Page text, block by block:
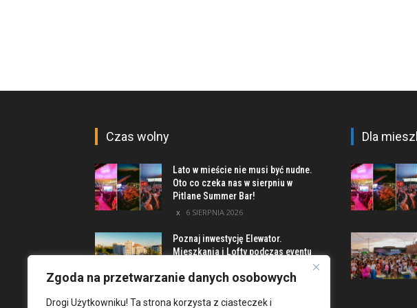
Zgoda na przetwarzanie danych osobowych
Drogi Użytkowniku! Ta strona korzysta z ciasteczek i
Czas wolny
Lato w mieście nie musi być nudne.
Oto co czeka nas w sierpniu w
Pitlane Summer Bar!
6 SIERPNIA 2026
Poznaj inwestycję Elewator.
Mieszkania i Lofty podczas eventu
5 SIERPNIA 2026
Dla